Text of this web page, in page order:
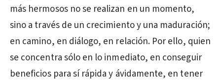
más hermosos no se realizan en un momento,
sino a través de un crecimiento y una maduración;
en camino, en diálogo, en relación. Por ello, quien
se concentra sólo en lo inmediato, en conseguir
beneficios para sí rápida y ávidamente, en tener